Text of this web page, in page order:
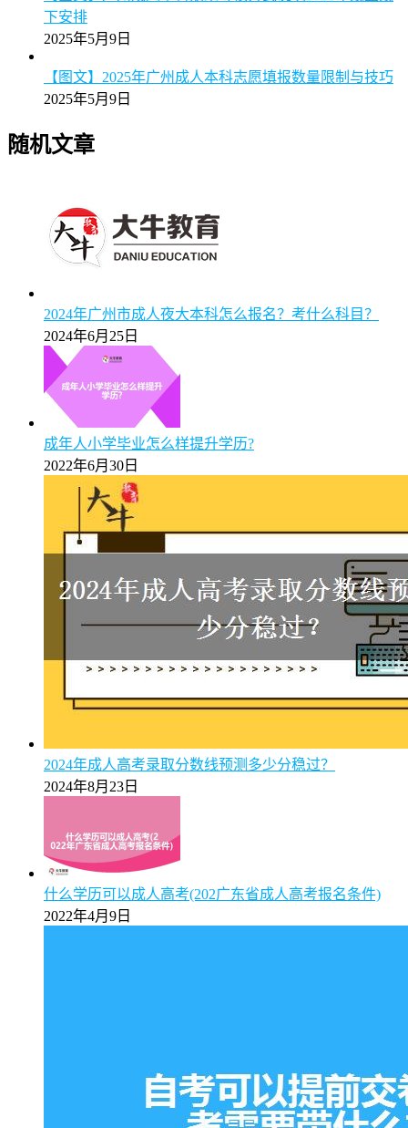
【详解】2025年广州成考专升本统考科目数量及备考策
略说明
2025年5月9日
【保姆级】广州2025年成考专升本报名全流程操作步骤
图文指引